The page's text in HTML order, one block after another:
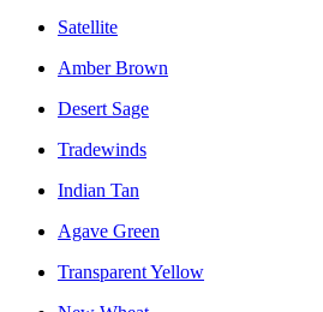
Satellite
Amber Brown
Desert Sage
Tradewinds
Indian Tan
Agave Green
Transparent Yellow